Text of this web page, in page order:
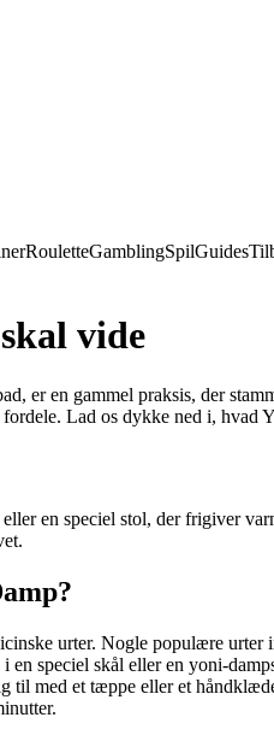
RouletteGamblingSpilGuides
vide
er en gammel praksis, der
Lad os dykke ned i,
en speciel stol, der frigiver
urter. Nogle populære
en speciel skål eller en yoni-
til med et tæppe eller et